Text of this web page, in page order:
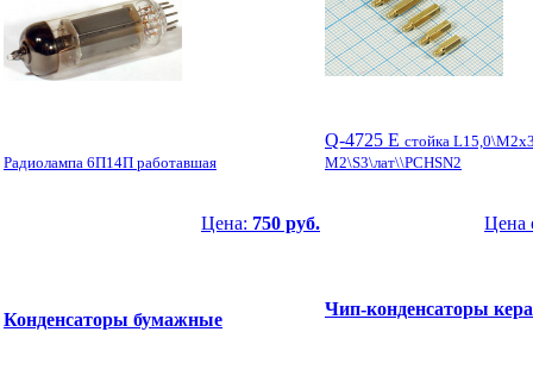
Радиолампа 6П14П работавшая
Цена: 750 руб.
Q-4725 E стойка
М2\S3\лат\\PCHSN2
Цена
Конденсаторы бумажные
Чип-конденсаторы